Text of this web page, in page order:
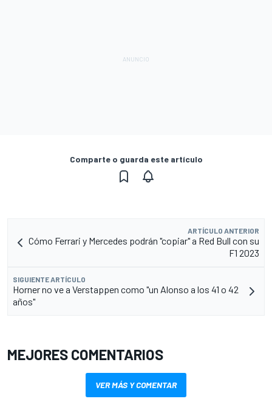
Comparte o guarda este artículo
ARTÍCULO ANTERIOR
Cómo Ferrari y Mercedes podrán "copiar" a Red Bull con su
F1 2023
SIGUIENTE ARTÍCULO
Horner no ve a Verstappen como "un Alonso a los 41 o 42
años"
MEJORES COMENTARIOS
VER MÁS Y COMENTAR